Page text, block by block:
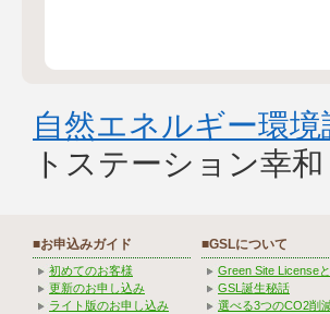
自然エネルギー環境
トステーション幸
■お申込みガイド
初めてのお客様
更新のお申し込み
ライト版のお申し込み
■GSLについて
Green Site License
GSL誕生秘話
選べる3つのCO2削